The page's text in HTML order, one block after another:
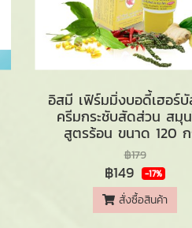
อิสมี เฟิร์มมิ่งบอดี้เฮอร์
ครีมกระชับสัดส่วน สมุ
สูตรร้อน ขนาด 120
฿179
฿149 -17%
สั่งซื้อสินค้า